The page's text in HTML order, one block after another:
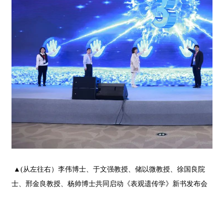
▲(从左往右）李伟博士、于文强教授、储以微教授、徐国良院
士、邢金良教授、杨帅博士共同启动《表观遗传学》新书发布会